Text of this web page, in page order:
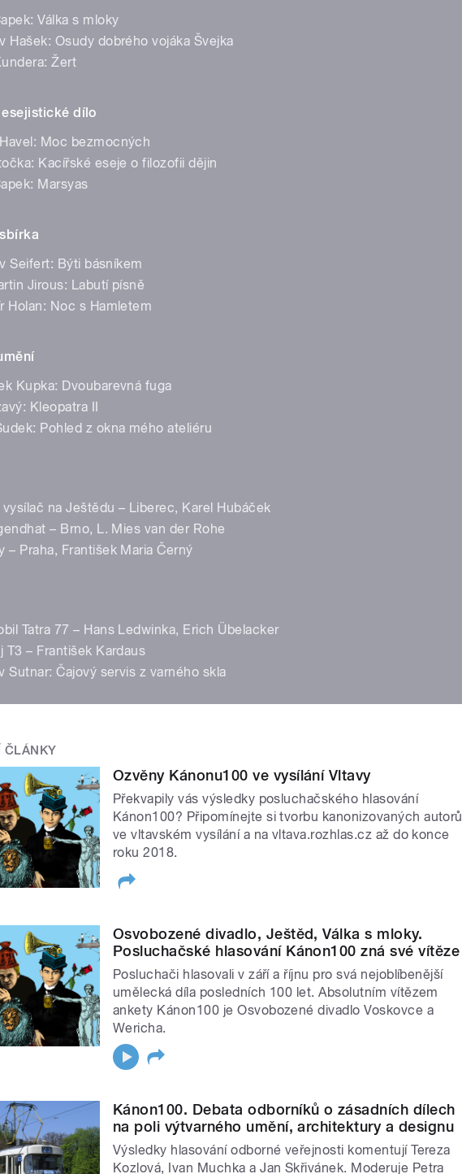
Válka s mloky
Hašek: Osudy dobrého vojáka Švejka
Žert
dílo
Moc bezmocných
Kacířské eseje o filozofii dějin
Marsyas
Seifert: Býti básníkem
Jirous: Labutí písně
Holan: Noc s Hamletem
Kupka: Dvoubarevná fuga
Kleopatra II
Pohled z okna mého ateliéru
vysílač na Ještědu – Liberec, Karel Hubáček
– Brno, L. Mies van der Rohe
– Praha, František Maria Černý
Tatra 77 – Hans Ledwinka, Erich Übelacker
T3 – František Kardaus
Sutnar: Čajový servis z varného skla
ČLÁNKY
Ozvěny Kánonu100 ve vysílání Vltavy
Překvapily vás výsledky posluchačského hlasování
Kánon100? Připomínejte si tvorbu kanonizovaných autorů
ve vltavském vysílání a na vltava.rozhlas.cz až do konce
roku 2018.
Osvobozené divadlo, Ještěd, Válka s mloky.
Posluchačské hlasování Kánon100 zná své vítěze
Posluchači hlasovali v září a říjnu pro svá nejoblíbenější
umělecká díla posledních 100 let. Absolutním vítězem
ankety Kánon100 je Osvobozené divadlo Voskovce a
Wericha.
Kánon100. Debata odborníků o zásadních dílech
na poli výtvarného umění, architektury a designu
Výsledky hlasování odborné veřejnosti komentují Tereza
Kozlová, Ivan Muchka a Jan Skřivánek. Moderuje Petra